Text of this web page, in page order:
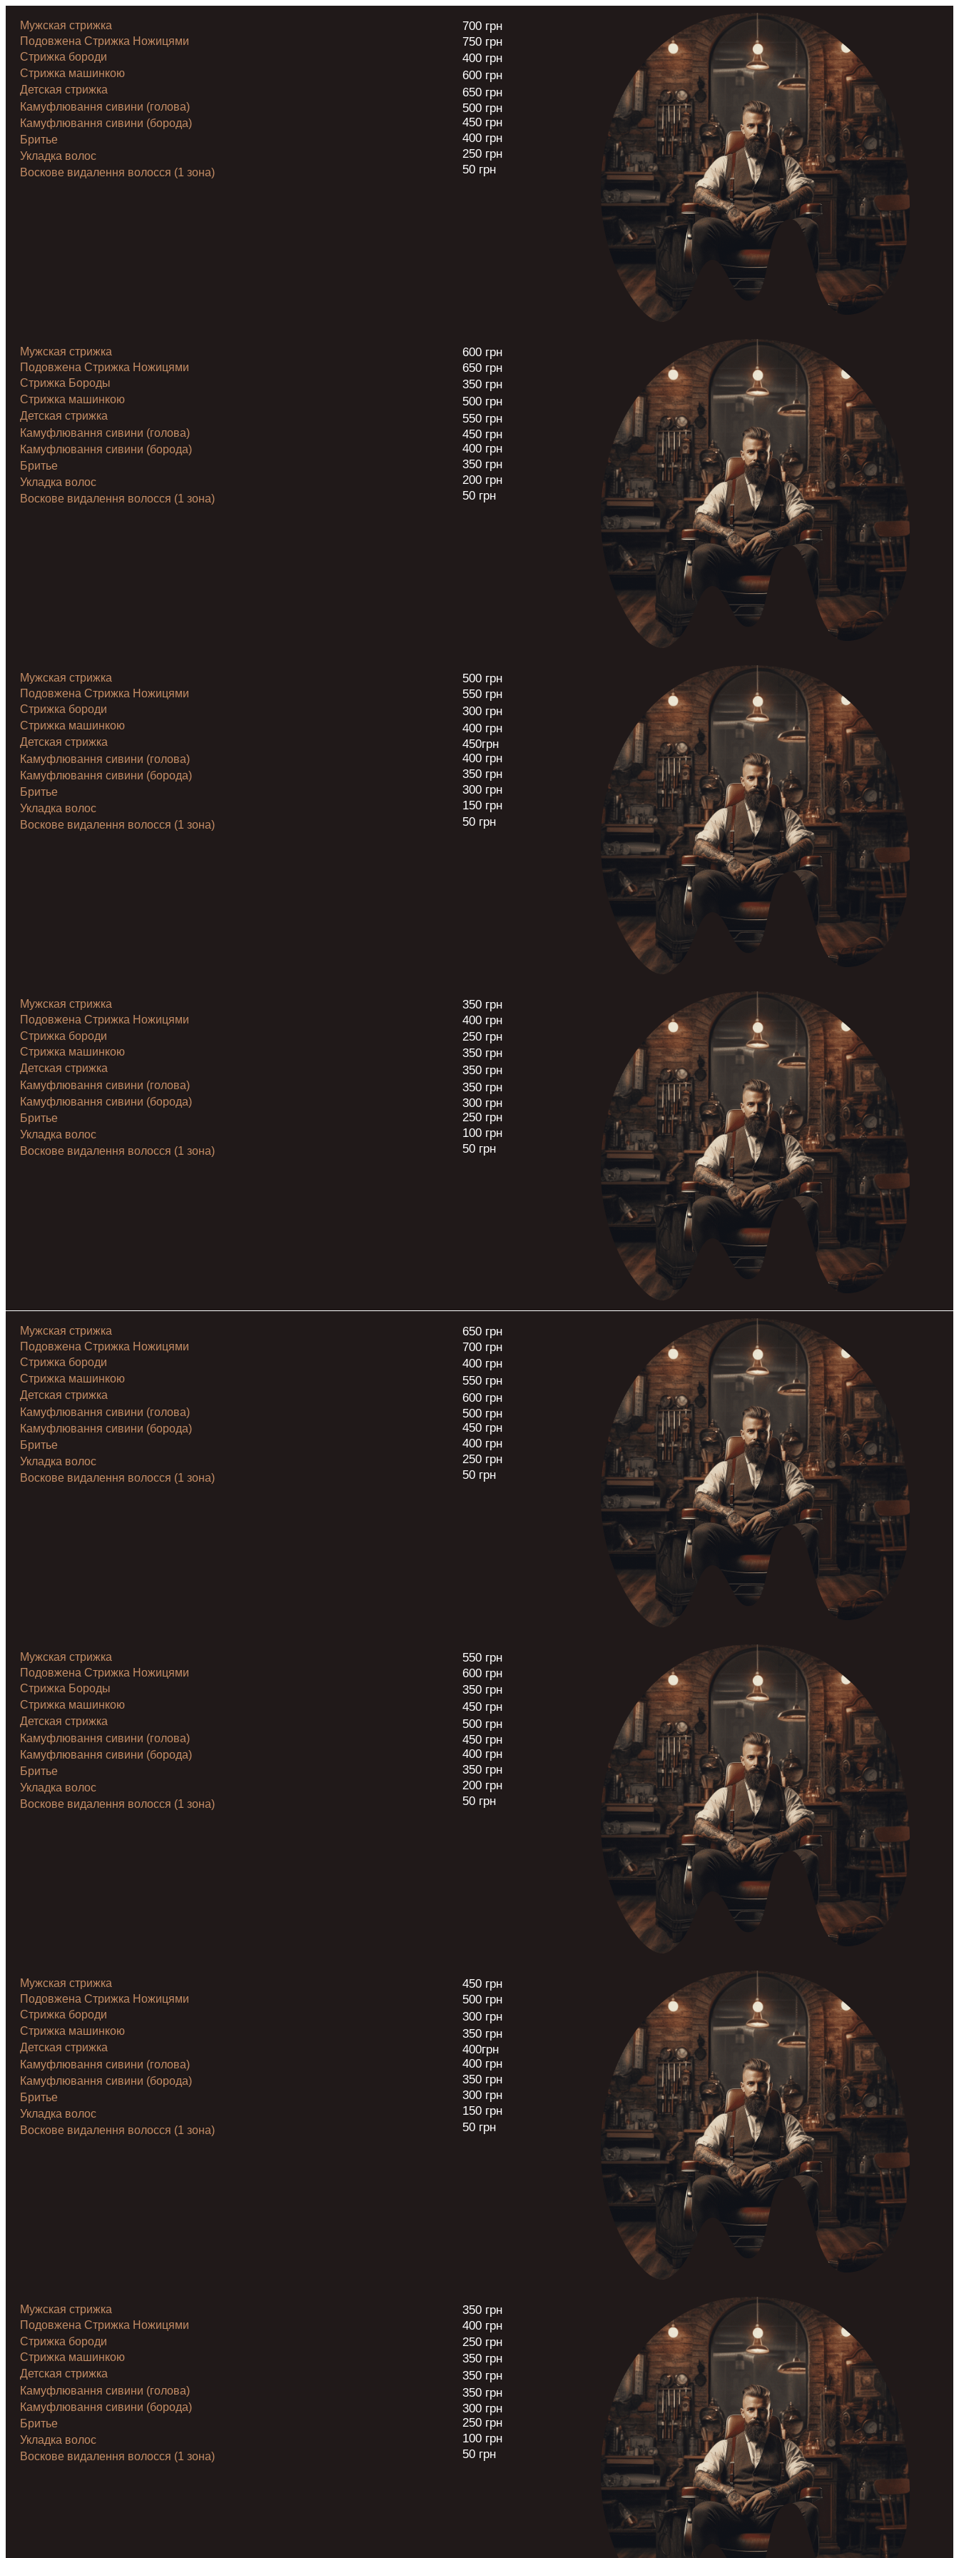
Мужская стрижка
Подовжена Стрижка Ножицями
Стрижка бороди
Стрижка машинкою
Детская стрижка
Камуфлювання сивини (голова)
Камуфлювання сивини (борода)
Бритье
Укладка волос
Воскове видалення волосся (1 зона)
700 грн
750 грн
400 грн
600 грн
650 грн
500 грн
450 грн
400 грн
250 грн
50 грн
Мужская стрижка
Подовжена Стрижка Ножицями
Стрижка Бороды
Стрижка машинкою
Детская стрижка
Камуфлювання сивини (голова)
Камуфлювання сивини (борода)
Бритье
Укладка волос
Воскове видалення волосся (1 зона)
600 грн
650 грн
350 грн
500 грн
550 грн
450 грн
400 грн
350 грн
200 грн
50 грн
Мужская стрижка
Подовжена Стрижка Ножицями
Стрижка бороди
Стрижка машинкою
Детская стрижка
Камуфлювання сивини (голова)
Камуфлювання сивини (борода)
Бритье
Укладка волос
Воскове видалення волосся (1 зона)
500 грн
550 грн
300 грн
400 грн
450грн
400 грн
350 грн
300 грн
150 грн
50 грн
Мужская стрижка
Подовжена Стрижка Ножицями
Стрижка бороди
Стрижка машинкою
Детская стрижка
Камуфлювання сивини (голова)
Камуфлювання сивини (борода)
Бритье
Укладка волос
Воскове видалення волосся (1 зона)
350 грн
400 грн
250 грн
350 грн
350 грн
350 грн
300 грн
250 грн
100 грн
50 грн
Мужская стрижка
Подовжена Стрижка Ножицями
Стрижка бороди
Стрижка машинкою
Детская стрижка
Камуфлювання сивини (голова)
Камуфлювання сивини (борода)
Бритье
Укладка волос
Воскове видалення волосся (1 зона)
650 грн
700 грн
400 грн
550 грн
600 грн
500 грн
450 грн
400 грн
250 грн
50 грн
Мужская стрижка
Подовжена Стрижка Ножицями
Стрижка Бороды
Стрижка машинкою
Детская стрижка
Камуфлювання сивини (голова)
Камуфлювання сивини (борода)
Бритье
Укладка волос
Воскове видалення волосся (1 зона)
550 грн
600 грн
350 грн
450 грн
500 грн
450 грн
400 грн
350 грн
200 грн
50 грн
Мужская стрижка
Подовжена Стрижка Ножицями
Стрижка бороди
Стрижка машинкою
Детская стрижка
Камуфлювання сивини (голова)
Камуфлювання сивини (борода)
Бритье
Укладка волос
Воскове видалення волосся (1 зона)
450 грн
500 грн
300 грн
350 грн
400грн
400 грн
350 грн
300 грн
150 грн
50 грн
Мужская стрижка
Подовжена Стрижка Ножицями
Стрижка бороди
Стрижка машинкою
Детская стрижка
Камуфлювання сивини (голова)
Камуфлювання сивини (борода)
Бритье
Укладка волос
Воскове видалення волосся (1 зона)
350 грн
400 грн
250 грн
350 грн
350 грн
350 грн
300 грн
250 грн
100 грн
50 грн